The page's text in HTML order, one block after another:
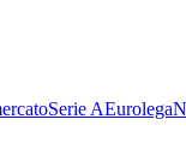
Serie AEurolega